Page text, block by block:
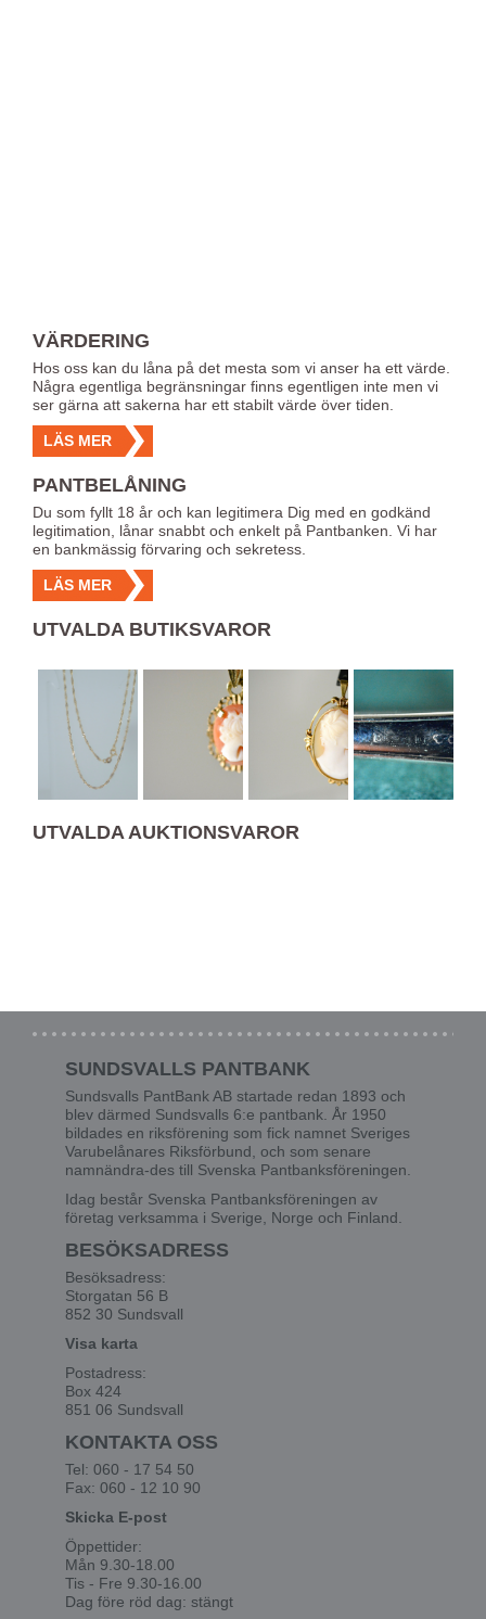
VÄRDERING
Hos oss kan du låna på det mesta som vi anser ha ett värde.
Några egentliga begränsningar finns egentligen inte men vi
ser gärna att sakerna har ett stabilt värde över tiden.
LÄS MER
PANTBELÅNING
Du som fyllt 18 år och kan legitimera Dig med en godkänd
legitimation, lånar snabbt och enkelt på Pantbanken. Vi har
en bankmässig förvaring och sekretess.
LÄS MER
UTVALDA BUTIKSVAROR
UTVALDA AUKTIONSVAROR
SUNDSVALLS PANTBANK
Sundsvalls PantBank AB startade redan 1893 och
blev därmed Sundsvalls 6:e pantbank. År 1950
bildades en riksförening som fick namnet Sveriges
Varubelånares Riksförbund, och som senare
namnändra-des till Svenska Pantbanksföreningen.
Idag består Svenska Pantbanksföreningen av
företag verksamma i Sverige, Norge och Finland.
BESÖKSADRESS
Besöksadress:
Storgatan 56 B
852 30 Sundsvall
Visa karta
Postadress:
Box 424
851 06 Sundsvall
KONTAKTA OSS
Tel: 060 - 17 54 50
Fax: 060 - 12 10 90
Skicka E-post
Öppettider:
Mån 9.30-18.00
Tis - Fre 9.30-16.00
Dag före röd dag: stängt